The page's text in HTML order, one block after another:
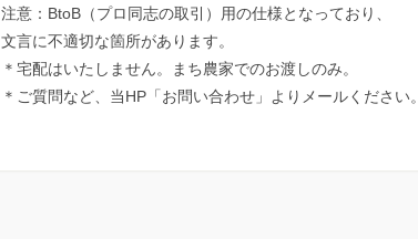
注意：BtoB（プロ同志の取引）用の仕様となっており、
文言に不適切な箇所があります。
＊宅配はいたしません。まち農家でのお渡しのみ。
＊ご質問など、当HP「お問い合わせ」よりメールください。